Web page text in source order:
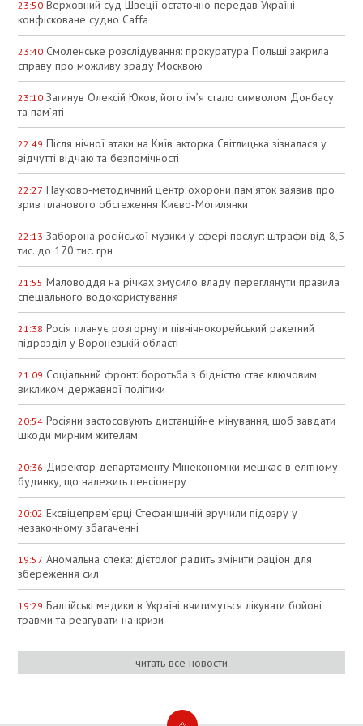
23:50 Верховний суд Швеції остаточно передав Україні
конфісковане судно Caffa
23:40 Смоленське розслідування: прокуратура Польщі закрила
справу про можливу зраду Москвою
23:10 Загинув Олексій Юков, його ім’я стало символом Донбасу
та пам’яті
22:49 Після нічної атаки на Київ акторка Світлицька зізналася у
відчутті відчаю та безпомічності
22:27 Науково‑методичний центр охорони пам’яток заявив про
зрив планового обстеження Києво‑Могилянки
22:13 Заборона російської музики у сфері послуг: штрафи від 8,5
тис. до 170 тис. грн
21:55 Маловоддя на річках змусило владу переглянути правила
спеціального водокористування
21:38 Росія планує розгорнути північнокорейський ракетний
підрозділ у Воронезькій області
21:09 Соціальний фронт: боротьба з бідністю стає ключовим
викликом державної політики
20:54 Росіяни застосовують дистанційне мінування, щоб завдати
шкоди мирним жителям
20:36 Директор департаменту Мінекономіки мешкає в елітному
будинку, що належить пенсіонеру
20:02 Ексвіцепрем’єрці Стефанішиній вручили підозру у
незаконному збагаченні
19:57 Аномальна спека: дієтолог радить змінити раціон для
збереження сил
19:29 Балтійські медики в Україні вчитимуться лікувати бойові
травми та реагувати на кризи
читать все новости